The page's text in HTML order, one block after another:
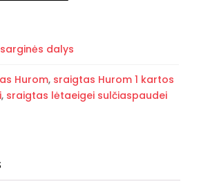
dalys
Hurom, sraigtas Hurom 1 kartos
, sraigtas lėtaeigei sulčiaspaudei